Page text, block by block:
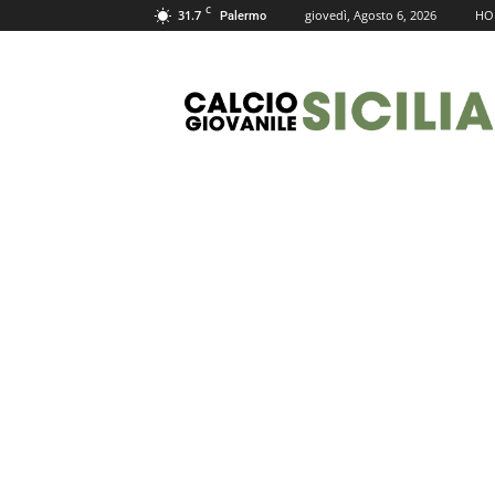
31.7 C Palermo giovedì, Agosto 6, 2026
Giovanile
Sicilia